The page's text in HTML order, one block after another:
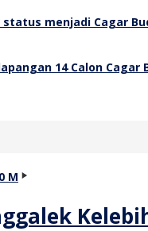
14 Calon